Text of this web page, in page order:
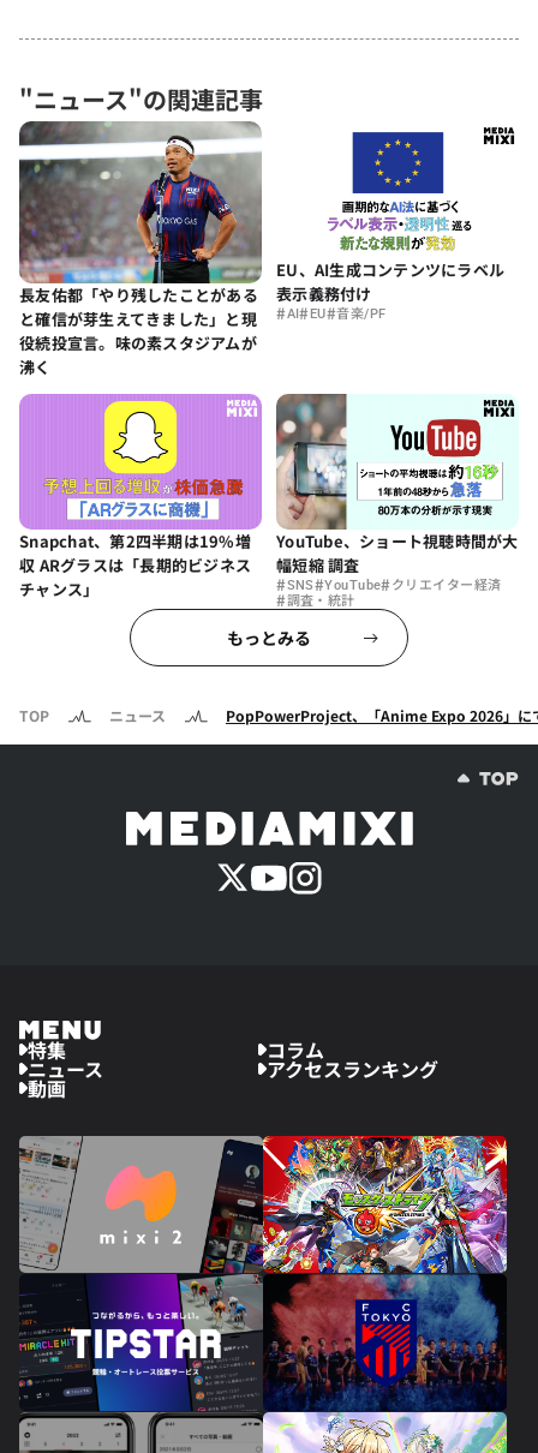
"ニュース"の関連記事
長友佑都「やり残したことがある
と確信が芽生えてきました」と現
役続投宣言。味の素スタジアムが
沸く
EU、AI生成コンテンツにラベル
表示義務付け
#AI#EU#音楽/PF
Snapchat、第2四半期は19%増
収 ARグラスは「長期的ビジネス
チャンス」
YouTube、ショート視聴時間が大
幅短縮 調査
#SNS#YouTube#クリエイター経済
#調査・統計
もっとみる
TOP ニュース PopPowerProject、「Anime Expo 2026」に
特集 コラム
ニュース アクセスランキング
動画